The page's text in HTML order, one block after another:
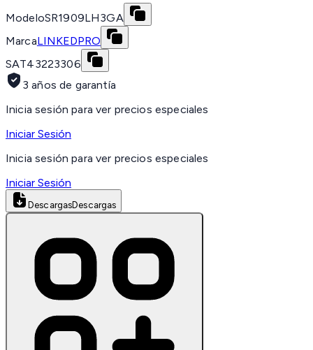
ModeloSR1909LH3GA
MarcaLINKEDPRO
SAT43223306
3 años de garantía
Inicia sesión para ver precios especiales
Iniciar Sesión
Inicia sesión para ver precios especiales
Iniciar Sesión
DescargasDescargas